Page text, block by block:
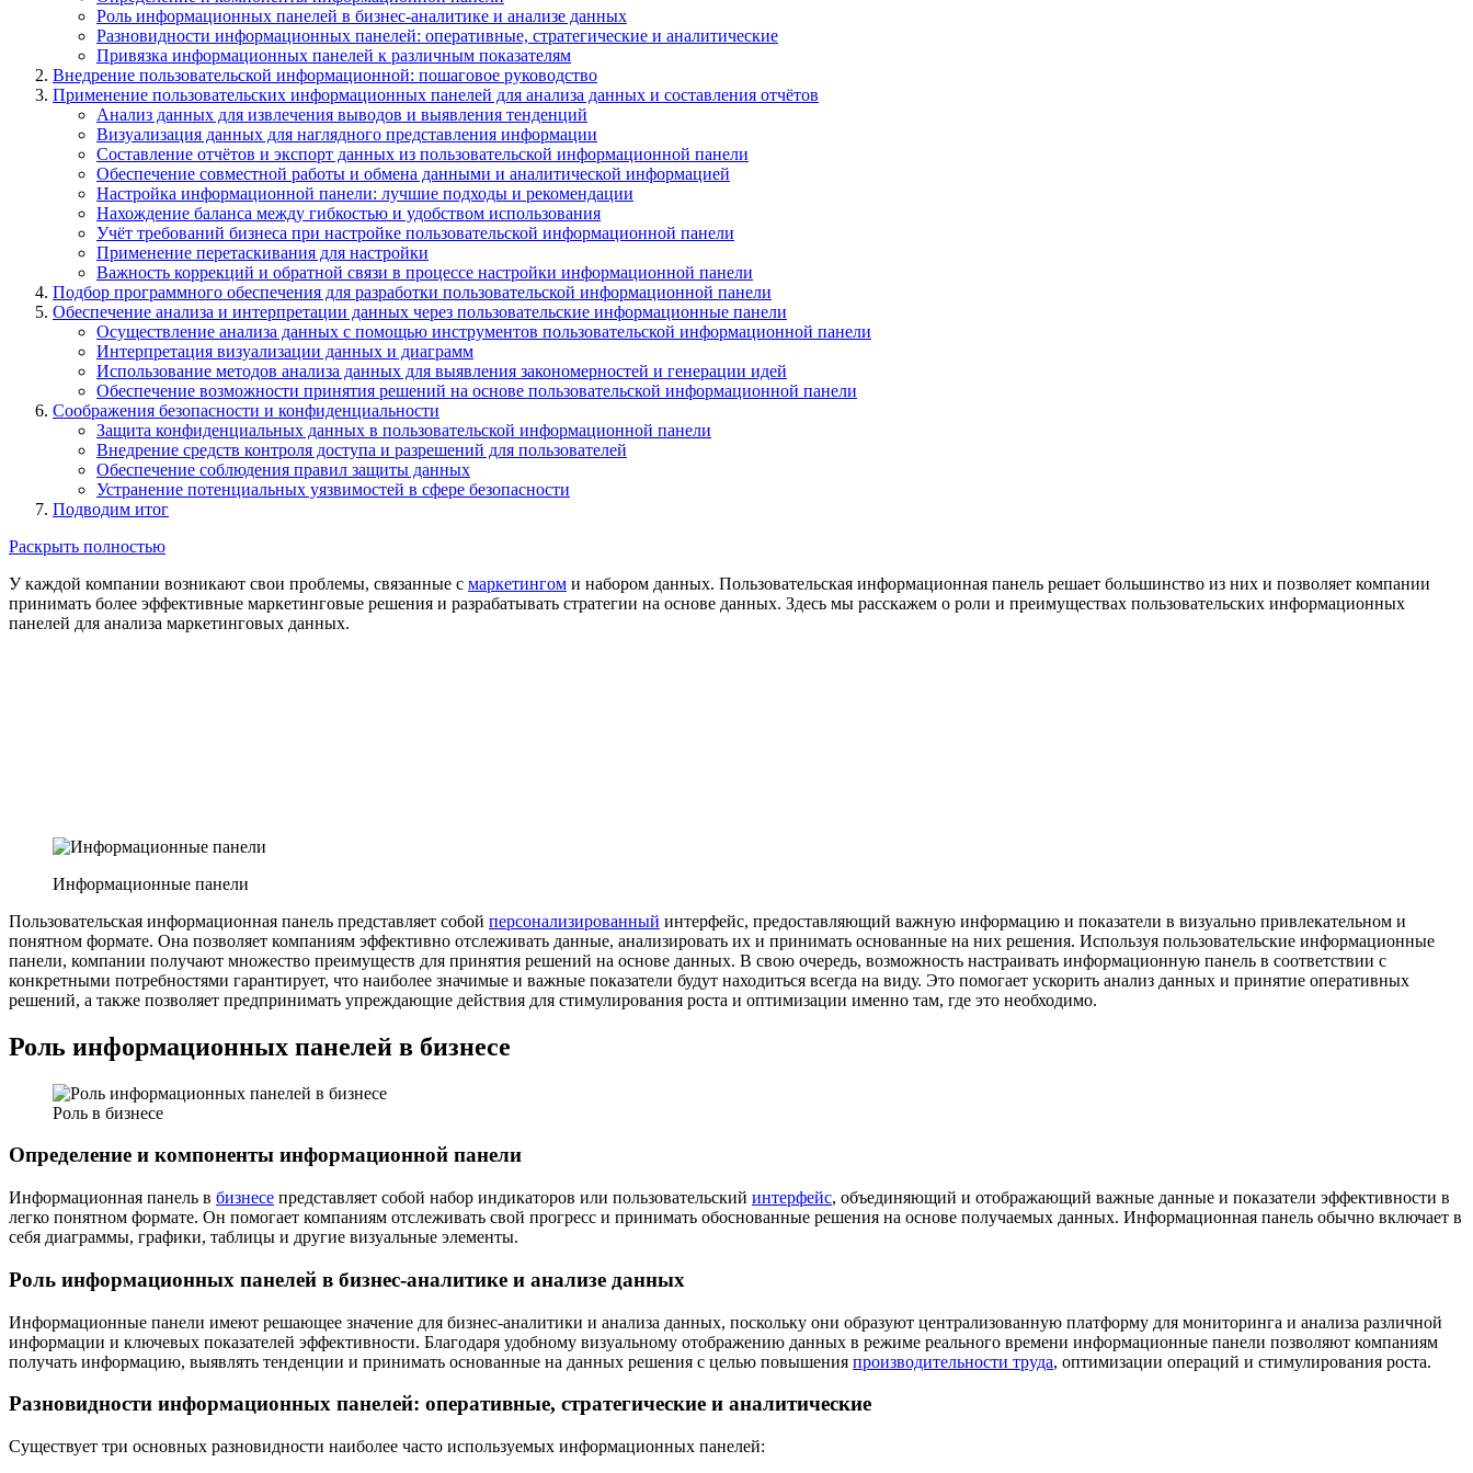
Роль информационных панелей в бизнес-аналитике и анализе данных
Разновидности информационных панелей: оперативные, стратегические и аналитические
Привязка информационных панелей к различным показателям
Внедрение пользовательской информационной: пошаговое руководство
Применение пользовательских информационных панелей для анализа данных и составления отчётов
Анализ данных для извлечения выводов и выявления тенденций
Визуализация данных для наглядного представления информации
Составление отчётов и экспорт данных из пользовательской информационной панели
Обеспечение совместной работы и обмена данными и аналитической информацией
Настройка информационной панели: лучшие подходы и рекомендации
Нахождение баланса между гибкостью и удобством использования
Учёт требований бизнеса при настройке пользовательской информационной панели
Применение перетаскивания для настройки
Важность коррекций и обратной связи в процессе настройки информационной панели
Подбор программного обеспечения для разработки пользовательской информационной панели
Обеспечение анализа и интерпретации данных через пользовательские информационные панели
Осуществление анализа данных с помощью инструментов пользовательской информационной панели
Интерпретация визуализации данных и диаграмм
Использование методов анализа данных для выявления закономерностей и генерации идей
Обеспечение возможности принятия решений на основе пользовательской информационной панели
Соображения безопасности и конфиденциальности
Защита конфиденциальных данных в пользовательской информационной панели
Внедрение средств контроля доступа и разрешений для пользователей
Обеспечение соблюдения правил защиты данных
Устранение потенциальных уязвимостей в сфере безопасности
Подводим итог
Раскрыть полностью
У каждой компании возникают свои проблемы, связанные с маркетингом и набором данных. Пользовательская информационная панель решает большинство из них и позволяет компании
принимать более эффективные маркетинговые решения и разрабатывать стратегии на основе данных. Здесь мы расскажем о роли и преимуществах пользовательских информационных
панелей для анализа маркетинговых данных.
Информационные панели
Пользовательская информационная панель представляет собой персонализированный интерфейс, предоставляющий важную информацию и показатели в визуально привлекательном и
понятном формате. Она позволяет компаниям эффективно отслеживать данные, анализировать их и принимать основанные на них решения. Используя пользовательские информационные
панели, компании получают множество преимуществ для принятия решений на основе данных. В свою очередь, возможность настраивать информационную панель в соответствии с
конкретными потребностями гарантирует, что наиболее значимые и важные показатели будут находиться всегда на виду. Это помогает ускорить анализ данных и принятие оперативных
решений, а также позволяет предпринимать упреждающие действия для стимулирования роста и оптимизации именно там, где это необходимо.
Роль информационных панелей в бизнесе
Роль в бизнесе
Определение и компоненты информационной панели
Информационная панель в бизнесе представляет собой набор индикаторов или пользовательский интерфейс, объединяющий и отображающий важные данные и показатели эффективности в
легко понятном формате. Он помогает компаниям отслеживать свой прогресс и принимать обоснованные решения на основе получаемых данных. Информационная панель обычно включает в
себя диаграммы, графики, таблицы и другие визуальные элементы.
Роль информационных панелей в бизнес-аналитике и анализе данных
Информационные панели имеют решающее значение для бизнес-аналитики и анализа данных, поскольку они образуют централизованную платформу для мониторинга и анализа различной
информации и ключевых показателей эффективности. Благодаря удобному визуальному отображению данных в режиме реального времени информационные панели позволяют компаниям
получать информацию, выявлять тенденции и принимать основанные на данных решения с целью повышения производительности труда, оптимизации операций и стимулирования роста.
Разновидности информационных панелей: оперативные, стратегические и аналитические
Существует три основных разновидности наиболее часто используемых информационных панелей: